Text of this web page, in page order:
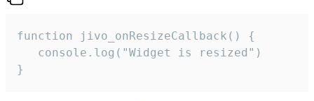
function jivo_onResizeCallback() {
   console.log("Widget is resized")
}